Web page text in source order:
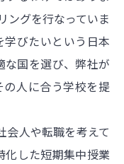
ングを行なっていま
学びたいという日本
な国を選び、弊社が
人に合う学校を提
会人や転職を考えて
化した短期集中授業